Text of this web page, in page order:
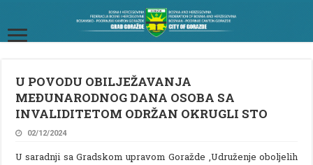
U POVODU OBILJEŽAVANJA
MEĐUNARODNOG DANA OSOBA SA
INVALIDITETOM ODRŽAN OKRUGLI STO
02/12/2024
U saradnji sa Gradskom upravom Goražde ,Udruženje oboljelih